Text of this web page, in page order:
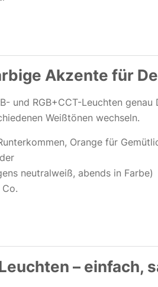
Akzente für
und RGB+CCT-Leuchten
Weißtönen wechseln.
Orange für
neutralweiß, abends in Farbe)
– einfach,